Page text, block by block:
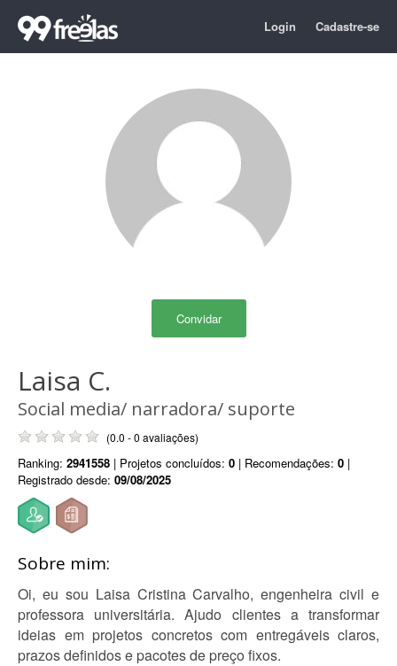
Login Cadastre-se
Convidar
Laisa C.
Social media/ narradora/ suporte
(0.0 - 0 avaliações)
Ranking: 2941558 | Projetos concluídos: 0 | Recomendações: 0 |
Registrado desde: 09/08/2025
Sobre mim:
Oi, eu sou Laisa Cristina Carvalho, engenheira civil e
professora universitária. Ajudo clientes a transformar
ideias em projetos concretos com entregáveis claros,
prazos definidos e pacotes de preço fixos.